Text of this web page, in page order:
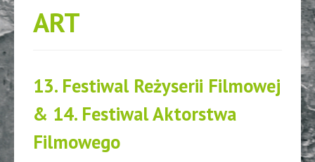
TECHNIKA/TECHNICS
ART
13. Festiwal Reżyserii Filmowej
& 14. Festiwal Aktorstwa
Filmowego